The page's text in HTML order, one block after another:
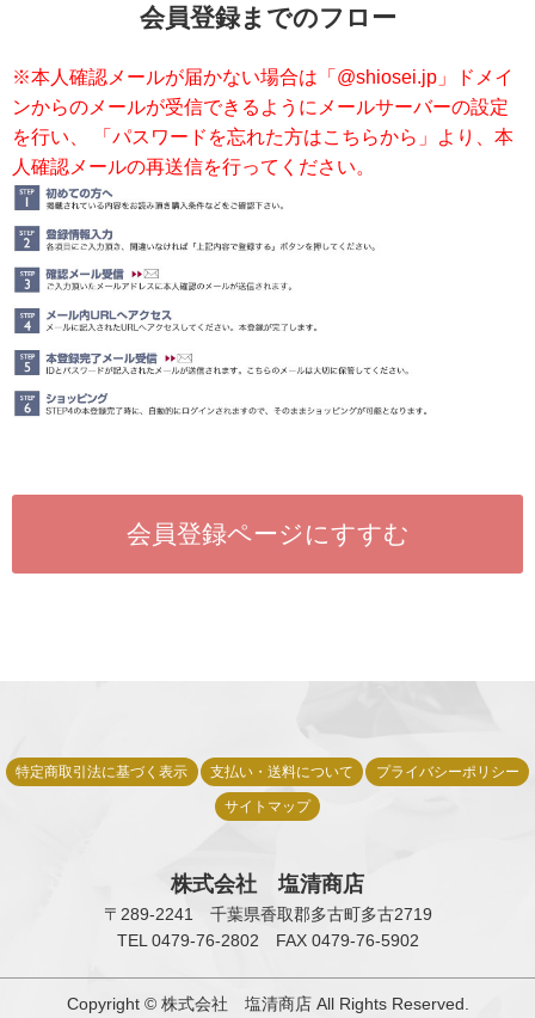
はめ込み仏壇Webカタログ
仏壇の材質
仏壇Q&A
仏具とは
ご本尊様について
仏像について
位牌とは
店舗情報
通販に関する事項
特定商取引法に基づく表示
会員登録までのフロー
※本人確認メールが届かない場合は「@shiosei.jp」ドメイ
ンからのメールが受信できるようにメールサーバーの設定
を行い、 「パスワードを忘れた方はこちらから」より、本
人確認メールの再送信を行ってください。
特定商取引法に基づく表示 支払い・送料について プライバシーポリシー
サイトマップ
株式会社 塩清商店
〒289-2241 千葉県香取郡多古町多古2719
TEL 0479-76-2802
FAX 0479-76-5902
Copyright © 株式会社 塩清商店 All Rights Reserved.